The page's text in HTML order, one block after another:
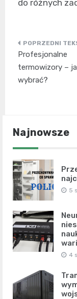
do różnych
wpisu
Profesjonalne
termowizory –
wybrać?
Najnowsze
5
4